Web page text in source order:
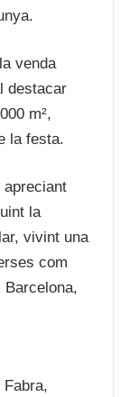
venda
destacar
m²,
la festa.
apreciant
la
vivint una
com
Barcelona,